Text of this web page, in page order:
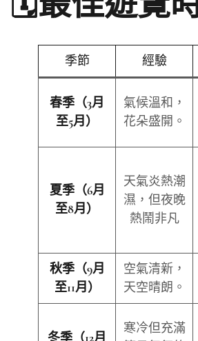
季節 經驗
春季（3月
至5月）
氣候溫和，
花朵盛開。
夏季（6月
至8月）
天氣炎熱潮
濕，但夜晚
熱鬧非凡
秋季（9月
至11月）
空氣清新，
天空晴朗。
冬季（12月
寒冷但充滿